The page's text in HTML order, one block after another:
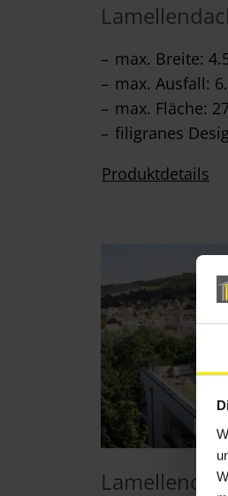
max. Breite:
max. Ausfall:
max. Fläche:
filigranes
Produktdetails